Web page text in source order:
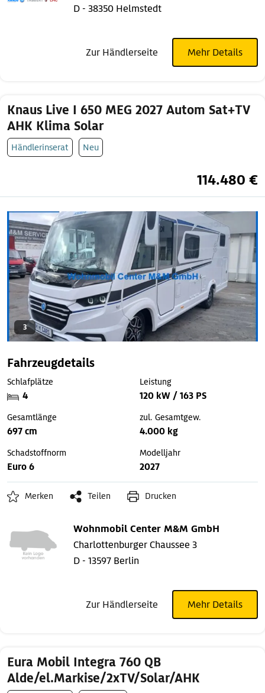
D - 38350 Helmstedt
Zur Händlerseite Mehr Details
Knaus Live I 650 MEG 2027 Autom Sat+TV
AHK Klima Solar
Händlerinserat Neu
114.480 €
3
Fahrzeugdetails
Schlafplätze
4
Leistung
120 kW / 163 PS
Gesamtlänge
697 cm
zul. Gesamtgew.
4.000 kg
Schadstoffnorm
Euro 6
Modelljahr
2027
Merken Teilen Drucken
Wohnmobil Center M&M GmbH
Charlottenburger Chaussee 3
D - 13597 Berlin
Zur Händlerseite Mehr Details
Eura Mobil Integra 760 QB
Alde/el.Markise/2xTV/Solar/AHK